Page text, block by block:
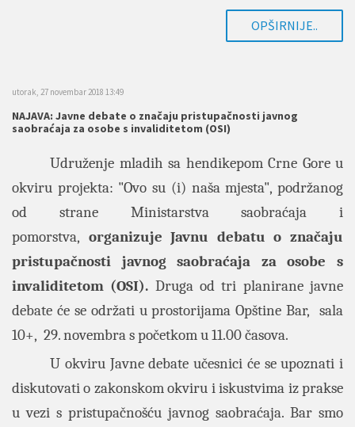
OPŠIRNIJE..
utorak, 27 novembar 2018 13:49
NAJAVA: Javne debate o značaju pristupačnosti javnog
saobraćaja za osobe s invaliditetom (OSI)
Udruženje mladih sa hendikepom Crne Gore u
okviru projekta: "Ovo su (i) naša mjesta", podržanog
od strane Ministarstva saobraćaja i
pomorstva, organizuje Javnu debatu o značaju
pristupačnosti javnog saobraćaja za osobe s
invaliditetom (OSI). Druga od tri planirane javne
debate će se održati u prostorijama Opštine Bar, sala
10+, 29. novembra s početkom u 11.00 časova.
U okviru Javne debate učesnici će se upoznati i
diskutovati o zakonskom okviru i iskustvima iz prakse
u vezi s pristupačnošću javnog saobraćaja. Bar smo